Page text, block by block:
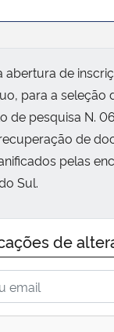
abertura de
para a seleção
de pesquisa N.
de
pelas
Sul.
de